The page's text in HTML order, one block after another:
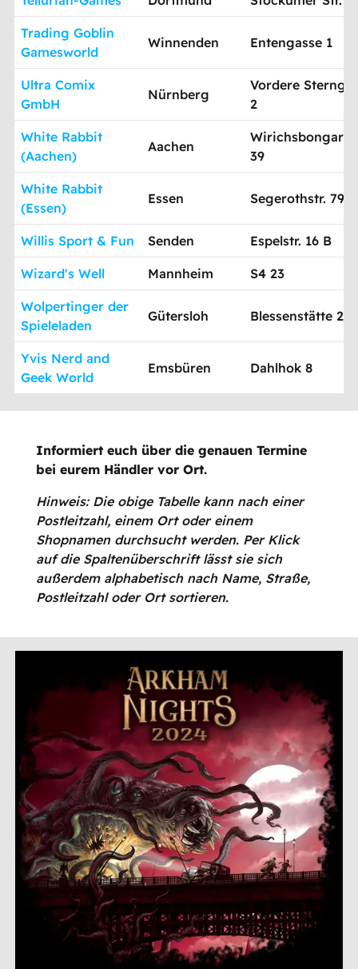
Trading Goblin
Gamesworld
Winnenden Entengasse 1
Ultra Comix
GmbH
Nürnberg
Vordere
2
White Rabbit
(Aachen)
Aachen
39
White Rabbit
(Essen)
Essen Segerothstr. 79
Willis Sport & Fun Senden Espelstr. 16 B
Wizard's Well Mannheim S4 23
Wolpertinger der
Spieleladen
Gütersloh Blessenstätte 25
Yvis Nerd and
Geek World
Emsbüren Dahlhok 8
Informiert euch über die genauen Termine
bei eurem Händler vor Ort.
Hinweis: Die obige Tabelle kann nach einer
Postleitzahl, einem Ort oder einem
Shopnamen durchsucht werden. Per Klick
auf die Spaltenüberschrift lässt sie sich
außerdem alphabetisch nach Name, Straße,
Postleitzahl oder Ort sortieren.